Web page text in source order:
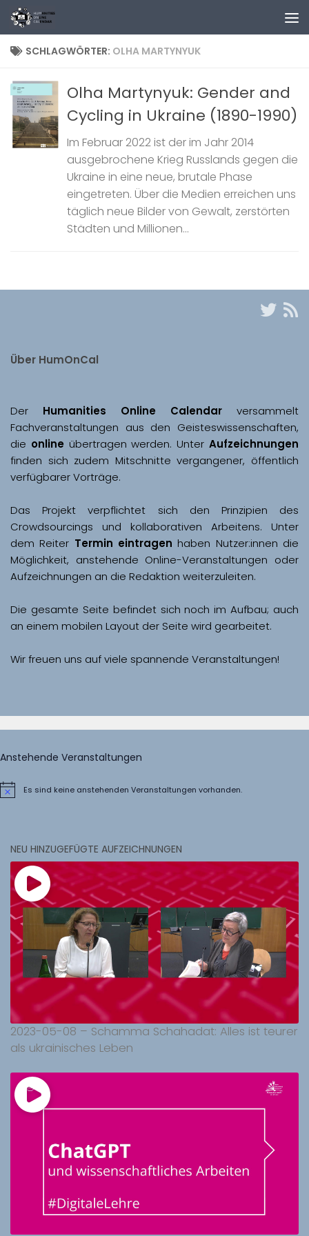
Zum Inhalt springen
SCHLAGWÖRTER: OLHA MARTYNYUK
Olha Martynyuk: Gender and
Cycling in Ukraine (1890-1990)
Im Februar 2022 ist der im Jahr 2014
ausgebrochene Krieg Russlands gegen die
Ukraine in eine neue, brutale Phase
eingetreten. Über die Medien erreichen uns
täglich neue Bilder von Gewalt, zerstörten
Städten und Millionen...
Über HumOnCal
Der Humanities Online Calendar versammelt
Fachveranstaltungen aus den Geisteswissenschaften,
die online übertragen werden. Unter Aufzeichnungen
finden sich zudem Mitschnitte vergangener, öffentlich
Das Projekt verpflichtet sich den Prinzipien des
Crowdsourcings und kollaborativen Arbeitens. Unter
dem Reiter Termin eintragen haben Nutzer:innen die
Möglichkeit, anstehende Online-Veranstaltungen oder
Aufzeichnungen an die Redaktion weiterzuleiten.
Die gesamte Seite befindet sich noch im Aufbau; auch
Wir freuen uns auf viele spannende Veranstaltungen!
Anstehende Veranstaltungen
HinweisEs sind keine anstehenden Veranstaltungen vorhanden.
NEU HINZUGEFÜGTE AUFZEICHNUNGEN
2023-05-08 – Schamma Schahadat: Alles ist teurer
als ukrainisches Leben